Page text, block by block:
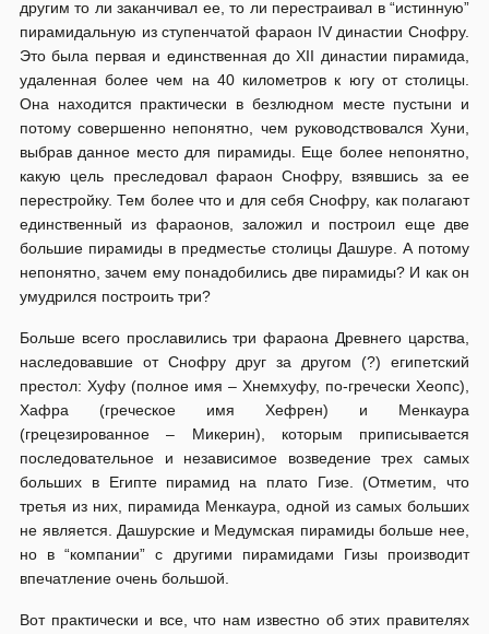
другим то ли заканчивал ее, то ли перестраивал в “истинную”
пирамидальную из ступенчатой фараон IV династии Снофру.
Это была первая и единственная до XII династии пирамида,
удаленная более чем на 40 километров к югу от столицы.
Она находится практически в безлюдном месте пустыни и
потому совершенно непонятно, чем руководствовался Хуни,
выбрав данное место для пирамиды. Еще более непонятно,
какую цель преследовал фараон Снофру, взявшись за ее
перестройку. Тем более что и для себя Снофру, как полагают
единственный из фараонов, заложил и построил еще две
большие пирамиды в предместье столицы Дашуре. А потому
непонятно, зачем ему понадобились две пирамиды? И как он
умудрился построить три?
Больше всего прославились три фараона Древнего царства,
наследовавшие от Снофру друг за другом (?) египетский
престол: Хуфу (полное имя – Хнемхуфу, по-гречески Хеопс),
Хафра (греческое имя Хефрен) и Менкаура
(грецезированное – Микерин), которым приписывается
последовательное и независимое возведение трех самых
больших в Египте пирамид на плато Гизе. (Отметим, что
третья из них, пирамида Менкаура, одной из самых больших
не является. Дашурские и Медумская пирамиды больше нее,
но в “компании” с другими пирамидами Гизы производит
впечатление очень большой.
Вот практически и все, что нам известно об этих правителях